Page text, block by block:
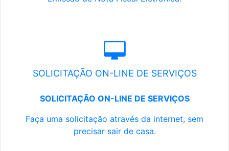
SOLICITAÇÃO ON-LINE DE SERVIÇOS
SOLICITAÇÃO ON-LINE DE SERVIÇOS
Faça uma solicitação através da internet, sem
precisar sair de casa.